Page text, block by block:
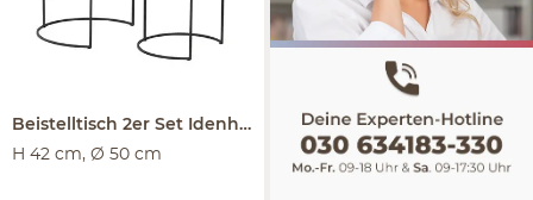
Beistelltisch 2er Set Idenheim
H 42 cm, Ø 50 cm